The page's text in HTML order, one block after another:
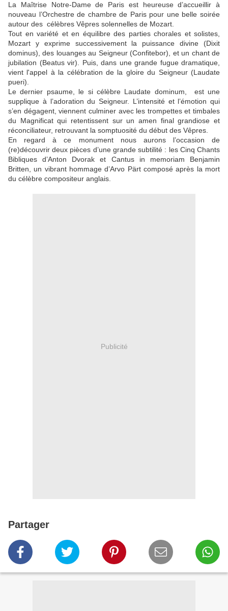
La Maîtrise Notre-Dame de Paris est heureuse d’accueillir à
nouveau l’Orchestre de chambre de Paris pour une belle soirée
autour des célèbres Vêpres solennelles de Mozart.
Tout en variété et en équilibre des parties chorales et solistes,
Mozart y exprime successivement la puissance divine (Dixit
dominus), des louanges au Seigneur (Confitebor), et un chant de
jubilation (Beatus vir). Puis, dans une grande fugue dramatique,
vient l'appel à la célébration de la gloire du Seigneur (Laudate
pueri).
Le dernier psaume, le si célèbre Laudate dominum, est une
supplique à l’adoration du Seigneur. L’intensité et l’émotion qui
s’en dégagent, viennent culminer avec les trompettes et timbales
du Magnificat qui retentissent sur un amen final grandiose et
réconciliateur, retrouvant la somptuosité du début des Vêpres.
En regard à ce monument nous aurons l’occasion de
(re)découvrir deux pièces d’une grande subtilité : les Cinq Chants
Bibliques d’Anton Dvorak et Cantus in memoriam Benjamin
Britten, un vibrant hommage d’Arvo Pärt composé après la mort
du célèbre compositeur anglais.
Publicité
Partager